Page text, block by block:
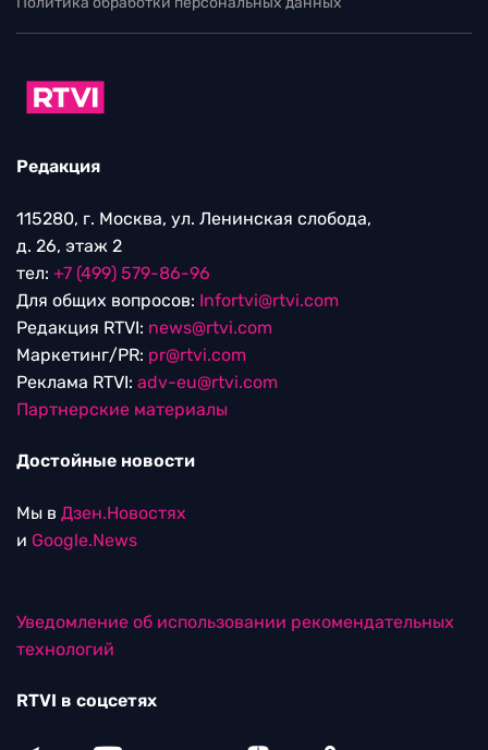
Редакция
115280, г. Москва, ул. Ленинская слобода,
д. 26, этаж 2
тел: +7 (499) 579-86-96
Для общих вопросов: Infortvi@rtvi.com
Редакция RTVI: news@rtvi.com
Маркетинг/PR: pr@rtvi.com
Реклама RTVI: adv-eu@rtvi.com
Партнерские материалы
Достойные новости
Мы в Дзен.Новостях
и Google.News
Уведомление об использовании рекомендательных
технологий
RTVI в соцсетях